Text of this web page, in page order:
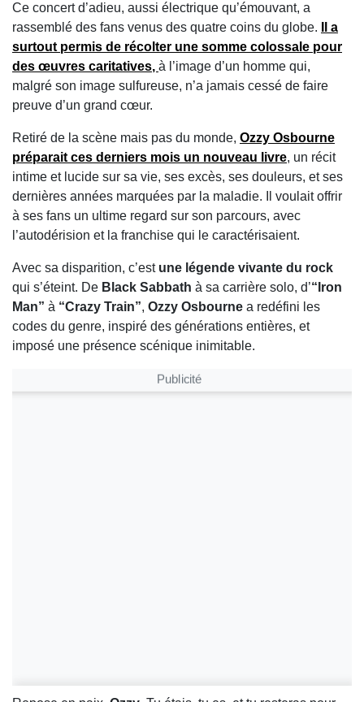
Ce concert d’adieu, aussi électrique qu’émouvant, a
rassemblé des fans venus des quatre coins du globe.
Il a
surtout permis de récolter une somme colossale pour
des œuvres caritatives, à l’image d’un homme qui,
malgré son image sulfureuse, n’a jamais cessé de faire
preuve d’un grand cœur.
Retiré de la scène mais pas du monde, Ozzy Osbourne
préparait ces derniers mois un nouveau livre, un récit
intime et lucide sur sa vie, ses excès, ses douleurs, et ses
dernières années marquées par la maladie. Il voulait offrir
à ses fans un ultime regard sur son parcours, avec
l’autodérision et la franchise qui le caractérisaient.
Avec sa disparition, c’est une légende vivante du rock
qui s’éteint. De Black Sabbath à sa carrière solo, d’“Iron
Man” à “Crazy Train”, Ozzy Osbourne a redéfini les
codes du genre, inspiré des générations entières, et
imposé une présence scénique inimitable.
Publicité